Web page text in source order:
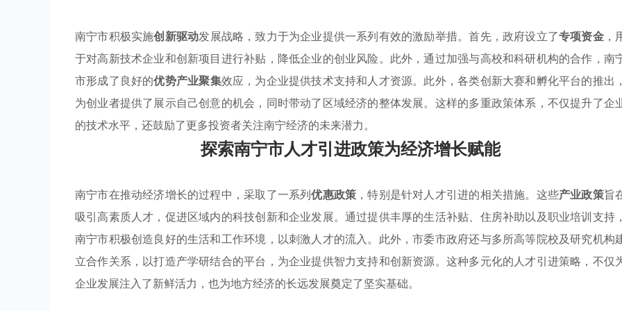
南宁市积极实施创新驱动发展战略，致力于为企业提供一系列有效的激励举措。首先，政府设立了专项资金，
于对高新技术企业和创新项目进行补贴，降低企业的创业风险。此外，通过加强与高校和科研机构的合作，南
市形成了良好的优势产业聚集效应，为企业提供技术支持和人才资源。此外，各类创新大赛和孵化平台的推出，
为创业者提供了展示自己创意的机会，同时带动了区域经济的整体发展。这样的多重政策体系，不仅提升了企
的技术水平，还鼓励了更多投资者关注南宁经济的未来潜力。
探索南宁市人才引进政策为经济增长赋能
南宁市在推动经济增长的过程中，采取了一系列优惠政策 ，特别是针对人才引进的相关措施。这些产业政策旨
吸引高素质人才，促进区域内的科技创新和企业发展。通过提供丰厚的生活补贴、住房补助以及职业培训支持，
南宁市积极创造良好的生活和工作环境，以刺激人才的流入。此外，市委市政府还与多所高等院校及研究机构
立合作关系，以打造产学研结合的平台，为企业提供智力支持和创新资源。这种多元化的人才引进策略，不仅
企业发展注入了新鲜活力，也为地方经济的长远发展奠定了坚实基础。